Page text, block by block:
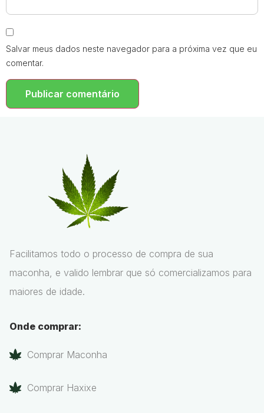
Salvar meus dados neste navegador para a próxima vez que eu
comentar.
Facilitamos todo o processo de compra de sua
maconha, e valido lembrar que só comercializamos para
maiores de idade.
Onde comprar:
Comprar Maconha
Comprar Haxixe